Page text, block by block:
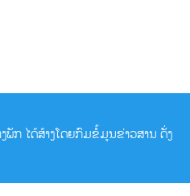
ພັກ ໄດ້ສ້າງໂດຍກົມຂໍ້ມູນຂ່າວສານ ດັ່ງ